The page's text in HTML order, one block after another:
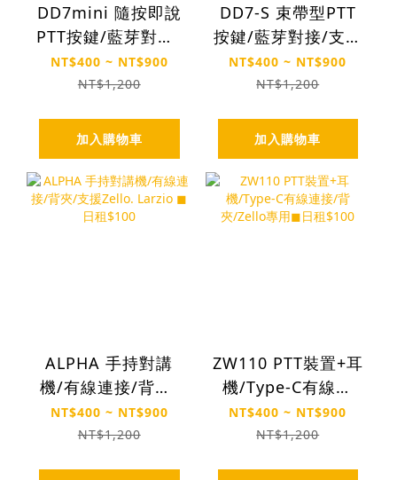
DD7mini 隨按即說
PTT按鍵/藍芽對接/
支援Zello. Larzio◼︎
日租$100
NT$400 ~ NT$900
NT$1,200
加入購物車
DD7-S 束帶型PTT
按鍵/藍芽對接/支援
Zello. Larzio ◼︎日
租$100
NT$400 ~ NT$900
NT$1,200
加入購物車
ALPHA 手持對講
機/有線連接/背夾/
支援Zello. Larzio
◼︎日租$100
NT$400 ~ NT$900
NT$1,200
ZW110 PTT裝置+耳
機/Type-C有線連
接/背夾/Zello專用
◼︎日租$100
NT$400 ~ NT$900
NT$1,200